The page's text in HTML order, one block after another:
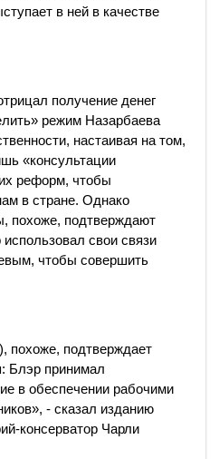
в ней в качестве
получение денег
режим Назарбаева
настаивая на том,
«консультации
реформ, чтобы
в стране. Однако
похоже, подтверждают
свои связи
чтобы совершить
похоже, подтверждает
Блэр принимал
в обеспечении рабочими
- сказал изданию
консерватор Чарли